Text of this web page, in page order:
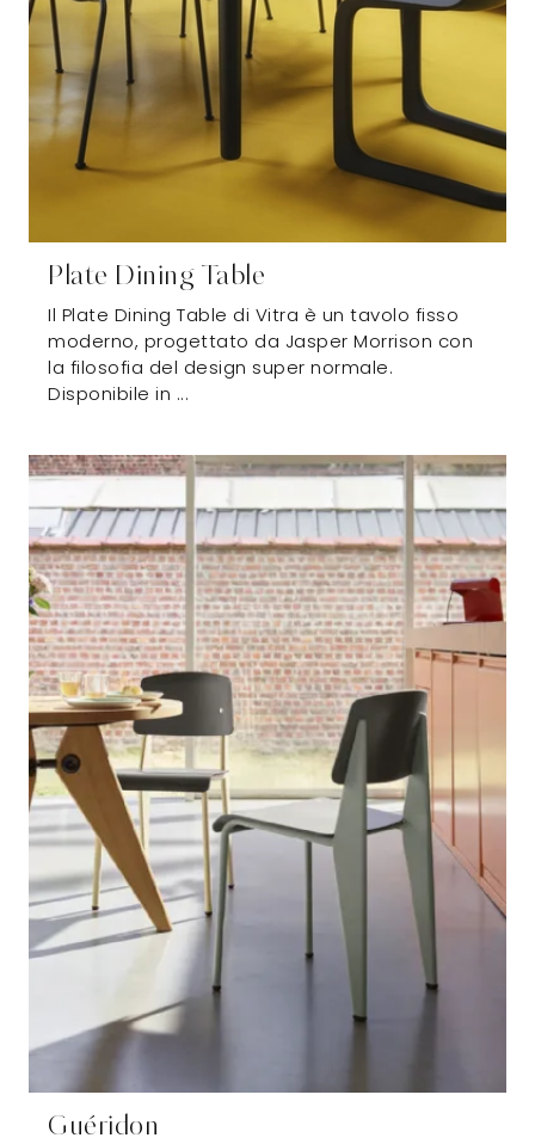
Plate Dining Table
Il Plate Dining Table di Vitra è un tavolo fisso
moderno, progettato da Jasper Morrison con
la filosofia del design super normale.
Disponibile in ...
Guéridon